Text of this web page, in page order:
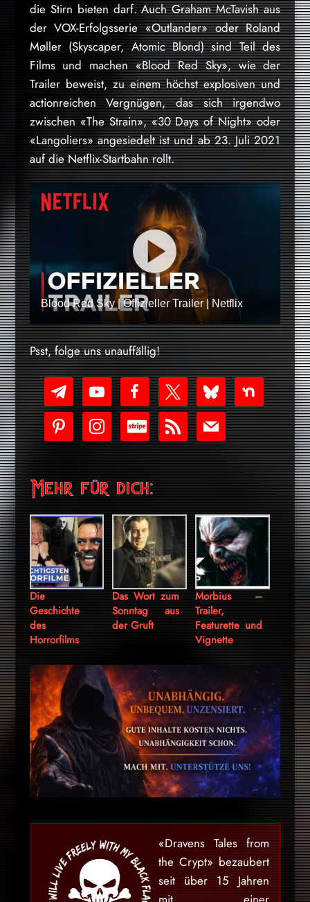
die Stirn bieten darf. Auch Graham McTavish aus
der VOX-Erfolgsserie «Outlander» oder Roland
Møller (Skyscaper, Atomic Blond) sind Teil des
Films und machen «Blood Red Sky», wie der
Trailer beweist, zu einem höchst explosiven und
actionreichen Vergnügen, das sich irgendwo
zwischen «The Strain», «30 Days of Night» oder
«Langoliers» angesiedelt ist und ab 23. Juli 2021
auf die Netflix-Startbahn rollt.
Blood Red Sky | Offizieller Trailer | Netflix
Psst, folge uns unauffällig!
telegramyoutube-
play
facebookx blueskynextdoor
pinterestinstagram
cc-
stripe
rss mail
Mehr für dich:
Die
Geschichte
des
Horrorfilms
Das Wort zum
Sonntag aus
der Gruft
Morbius –
Trailer,
Featurette und
Vignette
«Dravens Tales from
the Crypt» bezaubert
seit über 15 Jahren